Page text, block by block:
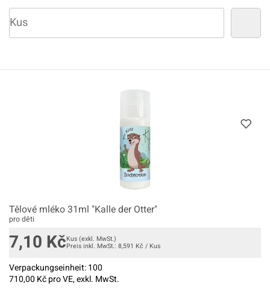
Tělové mléko 31ml "Kalle der Otter"
pro děti
7,10 KčKus (exkl. MwSt.)
Preis inkl. MwSt.: 8,591 Kč / Kus
Verpackungseinheit:100
710,00 Kč pro VE, exkl. MwSt.